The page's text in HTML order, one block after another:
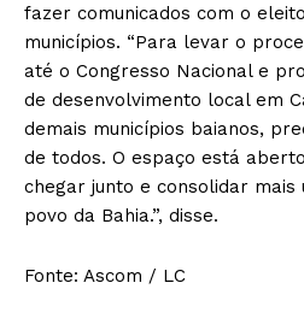
fazer comunicados com o
municípios. “Para levar o
até o Congresso Nacional e
de desenvolvimento local em
demais municípios baianos,
de todos. O espaço está
chegar junto e consolidar mais
povo da Bahia.”, disse.
Fonte: Ascom / LC